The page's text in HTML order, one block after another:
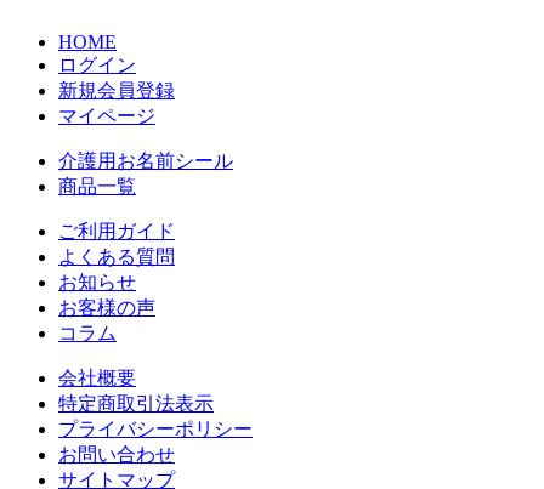
HOME
ログイン
新規会員登録
マイページ
介護用お名前シール
商品一覧
ご利用ガイド
よくある質問
お知らせ
お客様の声
コラム
会社概要
特定商取引法表示
プライバシーポリシー
お問い合わせ
サイトマップ